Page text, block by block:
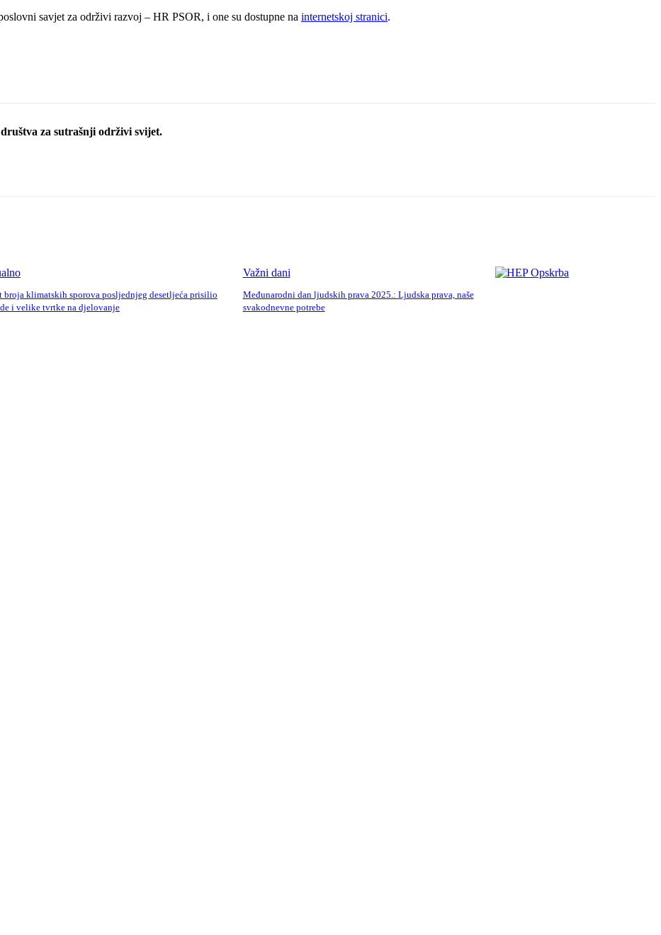
savjet za održivi razvoj – HR PSOR, i one su dostupne na internetskoj stranici.
za sutrašnji održivi svijet.
broja klimatskih sporova posljednjeg desetljeća prisilio
i velike tvrtke na djelovanje
Važni dani
Međunarodni dan ljudskih prava 2025.: Ljudska prava, naše
svakodnevne potrebe